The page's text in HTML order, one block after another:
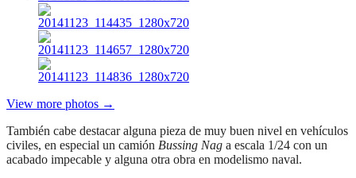
View more photos →
También cabe destacar alguna pieza de muy buen nivel en vehículos
civiles, en especial un camión Bussing Nag a escala 1/24 con un
acabado impecable y alguna otra obra en modelismo naval.